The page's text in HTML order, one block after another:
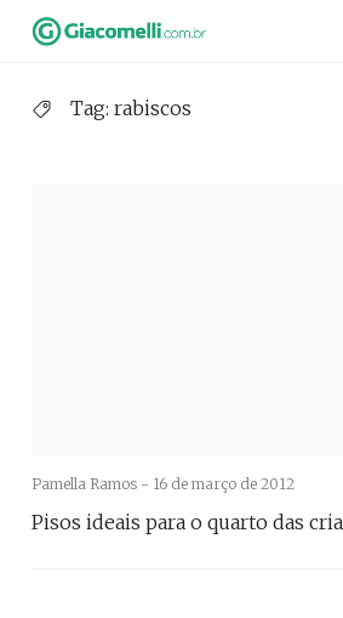
Skip
Tag: rabiscos
Pamella Ramos - 16 de março de 2012
Pisos ideais para o quarto das